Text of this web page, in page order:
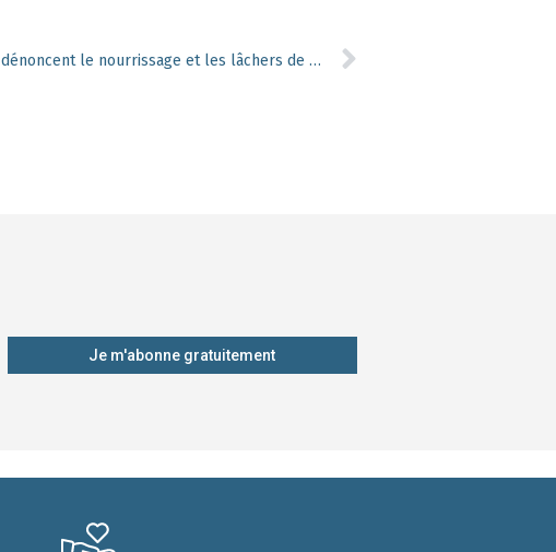
Des chasseurs wallons dénoncent le nourrissage et les lâchers de petit gibier
Je m'abonne gratuitement